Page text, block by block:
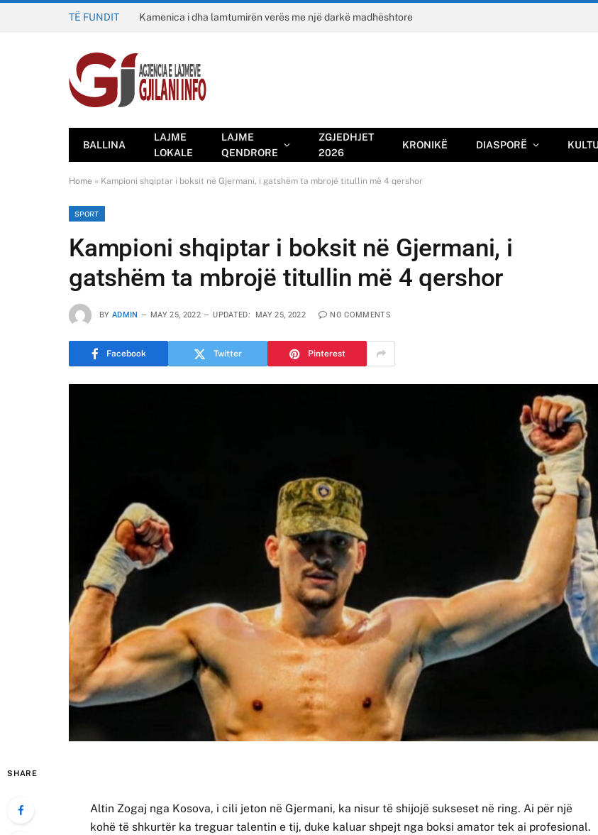
TË FUNDIT Kamenica i dha lamtumirën verës me një darkë madhështore
BALLINA
LAJME
LOKALE
LAJME
QENDRORE
ZGJEDHJET
2026
KRONIKË DIASPORË
Home » Kampioni shqiptar i boksit në Gjermani, i gatshëm ta mbrojë titullin më 4 qershor
SPORT
Kampioni shqiptar i boksit në Gjermani, i
gatshëm ta mbrojë titullin më 4 qershor
BY ADMIN MAY 25, 2022 UPDATED: MAY 25, 2022 NO COMMENTS
Facebook Twitter Pinterest
SHARE
Altin Zogaj nga Kosova, i cili jeton në Gjermani, ka nisur të shijojë sukseset në ring. Ai për një
kohë të shkurtër ka treguar talentin e tij, duke kaluar shpejt nga boksi amator tek ai profesional.